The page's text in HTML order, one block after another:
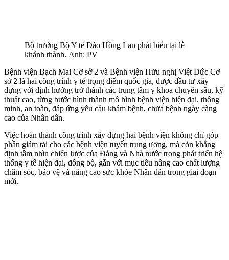
Bộ trưởng Bộ Y tế Đào Hồng Lan phát biểu tại lễ
khánh thành. Ảnh: PV
Bệnh viện Bạch Mai Cơ sở 2 và Bệnh viện Hữu nghị Việt Đức Cơ
sở 2 là hai công trình y tế trọng điểm quốc gia, được đầu tư xây
dựng với định hướng trở thành các trung tâm y khoa chuyên sâu, kỹ
thuật cao, từng bước hình thành mô hình bệnh viện hiện đại, thông
minh, an toàn, đáp ứng yêu cầu khám bệnh, chữa bệnh ngày càng
cao của Nhân dân.
Việc hoàn thành công trình xây dựng hai bệnh viện không chỉ góp
phần giảm tải cho các bệnh viện tuyến trung ương, mà còn khẳng
định tầm nhìn chiến lược của Đảng và Nhà nước trong phát triển hệ
thống y tế hiện đại, đồng bộ, gắn với mục tiêu nâng cao chất lượng
chăm sóc, bảo vệ và nâng cao sức khỏe Nhân dân trong giai đoạn
mới.